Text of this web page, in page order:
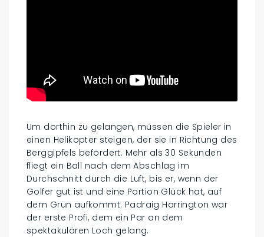
Um dorthin zu gelangen, müssen die Spieler in
einen Helikopter steigen, der sie in Richtung des
Berggipfels befördert. Mehr als 30 Sekunden
fliegt ein Ball nach dem Abschlag im
Durchschnitt durch die Luft, bis er, wenn der
Golfer gut ist und eine Portion Glück hat, auf
dem Grün aufkommt. Padraig Harrington war
der erste Profi, dem ein Par an dem
spektakulären Loch gelang.